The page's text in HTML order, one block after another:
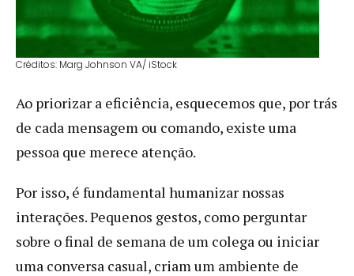
Créditos: Marg Johnson VA/ iStock
Ao priorizar a eficiência, esquecemos que, por trás
de cada mensagem ou comando, existe uma
pessoa que merece atenção.
Por isso, é fundamental humanizar nossas
interações. Pequenos gestos, como perguntar
sobre o final de semana de um colega ou iniciar
uma conversa casual, criam um ambiente de